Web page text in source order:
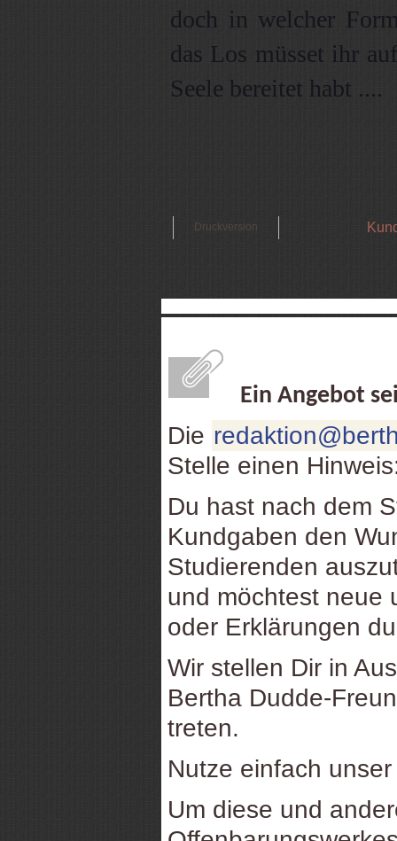
doch in welcher
das Los müsset ihr
Seele bereitet habt ....
Druckversion
Ein Angebot
Die
Stelle einen
Du hast nach dem
Kundgaben den
Studierenden
und möchtest neue
oder Erklärungen
Wir stellen Dir in
Bertha Dudde-
treten.
Nutze einfach
Um diese und